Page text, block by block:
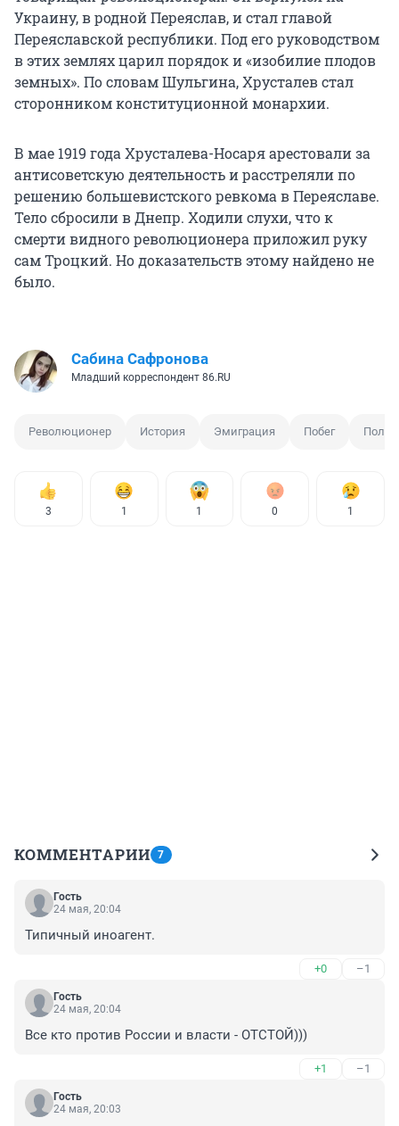
Украину, в родной Переяслав, и стал главой
Переяславской республики. Под его руководством
в этих землях царил порядок и «изобилие плодов
земных». По словам Шульгина, Хрусталев стал
сторонником конституционной монархии.
В мае 1919 года Хрусталева-Носаря арестовали за
антисоветскую деятельность и расстреляли по
решению большевистского ревкома в Переяславе.
Тело сбросили в Днепр. Ходили слухи, что к
смерти видного революционера приложил руку
сам Троцкий. Но доказательств этому найдено не
было.
Сабина Сафронова
Младший корреспондент 86.RU
Революционер История Эмиграция Побег
3 1 1 0 1
КОММЕНТАРИИ 7
Гость
24 мая, 20:04
Типичный иноагент.
+0 –1
Гость
24 мая, 20:04
Все кто против России и власти - ОТСТОЙ)))
+1 –1
Гость
24 мая, 20:03